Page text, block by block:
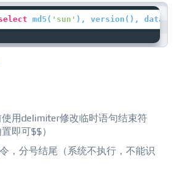
md5 ( 'sun' ), version ( ),
用delimiter修改临时语句结束符
即可$$）
，分号结尾（系统不执行，不能识